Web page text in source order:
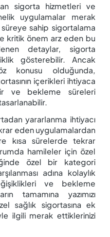
sigorta hizmetleri ve
uygulamalar merak
süreye sahip sigortalama
kritik önem arz eden bu
detaylar, sigorta
gösterebilir. Ancak
konusu olduğunda,
içerikleri ihtiyaca
ve bekleme süreleri
yararlanma ihtiyacı
eden uygulamalardan
kısa sürelerde tekrar
hamileler için özel
özel bir kategori
adına kolaylık
ve bekleme
tamamına yazımızı
sağlık sigortasına ek
ilgili merak ettiklerinizi